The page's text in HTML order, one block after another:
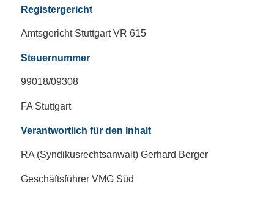
Registergericht
Amtsgericht Stuttgart VR 615
Steuernummer
99018/09308
FA Stuttgart
Verantwortlich für den Inhalt
RA (Syndikusrechtsanwalt) Gerhard Berger
Geschäftsführer VMG Süd